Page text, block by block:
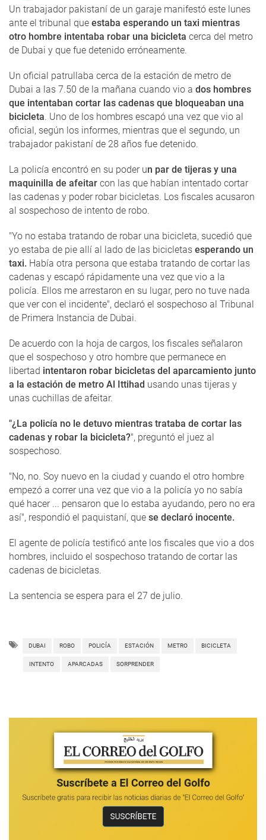
Un trabajador pakistaní de un garaje manifestó este lunes
ante el tribunal que estaba esperando un taxi mientras
otro hombre intentaba robar una bicicleta cerca del metro
de Dubai y que fue detenido erróneamente.
Un oficial patrullaba cerca de la estación de metro de
Dubai a las 7.50 de la mañana cuando vio a dos hombres
que intentaban cortar las cadenas que bloqueaban una
bicicleta. Uno de los hombres escapó una vez que vio al
oficial, según los informes, mientras que el segundo, un
trabajador pakistaní de 28 años fue detenido.
La policía encontró en su poder un par de tijeras y una
maquinilla de afeitar con las que habían intentado cortar
las cadenas y poder robar bicicletas. Los fiscales acusaron
al sospechoso de intento de robo.
"Yo no estaba tratando de robar una bicicleta, sucedió que
yo estaba de pie allí al lado de las bicicletas esperando un
taxi. Había otra persona que estaba tratando de cortar las
cadenas y escapó rápidamente una vez que vio a la
policía. Ellos me arrestaron en su lugar, pero no tuve nada
que ver con el incidente", declaró el sospechoso al Tribunal
de Primera Instancia de Dubai.
De acuerdo con la hoja de cargos, los fiscales señalaron
que el sospechoso y otro hombre que permanece en
libertad intentaron robar bicicletas del aparcamiento junto
a la estación de metro Al Ittihad usando unas tijeras y
unas cuchillas de afeitar.
"¿La policía no le detuvo mientras trataba de cortar las
cadenas y robar la bicicleta?", preguntó el juez al
sospechoso.
"No, no. Soy nuevo en la ciudad y cuando el otro hombre
empezó a correr una vez que vio a la policía yo no sabía
qué hacer ... pensaron que lo estaba ayudando, pero no era
así", respondió el paquistaní, que se declaró inocente.
El agente de policía testificó ante los fiscales que vio a dos
hombres, incluido el sospechoso tratando de cortar las
cadenas de bicicletas.
La sentencia se espera para el 27 de julio.
DUBAI ROBO POLICÍA ESTACIÓN METRO BICICLETA
INTENTO APARCADAS SORPRENDER